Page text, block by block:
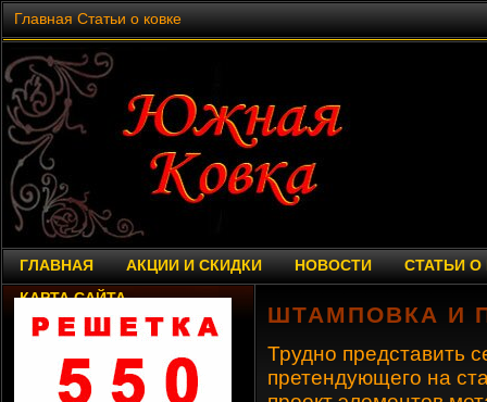
Главная Статьи о ковке
ГЛАВНАЯ АКЦИИ И СКИДКИ НОВОСТИ
СТАТЬИ О
КАРТА САЙТА
ШТАМПОВКА И
Трудно представить
претендующего на